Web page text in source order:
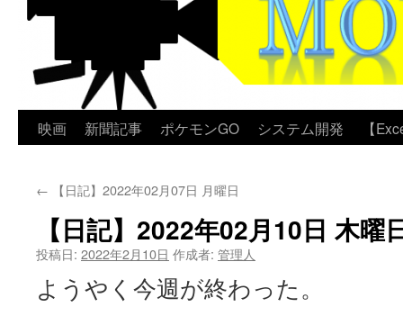
映画 新聞記事 ポケモンGO システム開発 【
← 【日記】2022年02月07日 月曜日
【日記】2022年02月10日 木曜
投稿日: 2022年2月10日 作成者: 管理人
ようやく今週が終わった。